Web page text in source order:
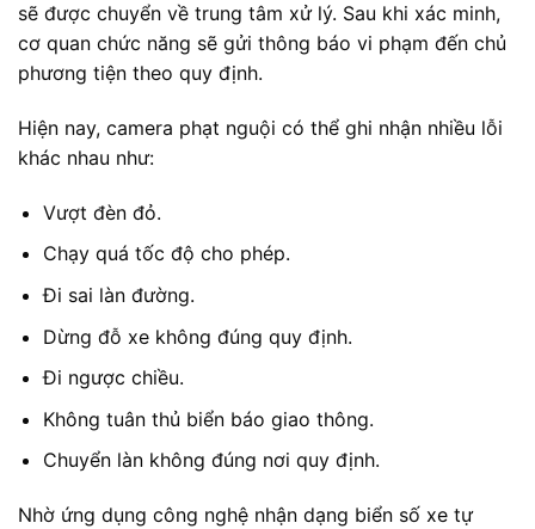
sẽ được chuyển về trung tâm xử lý. Sau khi xác minh,
cơ quan chức năng sẽ gửi thông báo vi phạm đến chủ
phương tiện theo quy định.
Hiện nay, camera phạt nguội có thể ghi nhận nhiều lỗi
khác nhau như:
Vượt đèn đỏ.
Chạy quá tốc độ cho phép.
Đi sai làn đường.
Dừng đỗ xe không đúng quy định.
Đi ngược chiều.
Không tuân thủ biển báo giao thông.
Chuyển làn không đúng nơi quy định.
Nhờ ứng dụng công nghệ nhận dạng biển số xe tự